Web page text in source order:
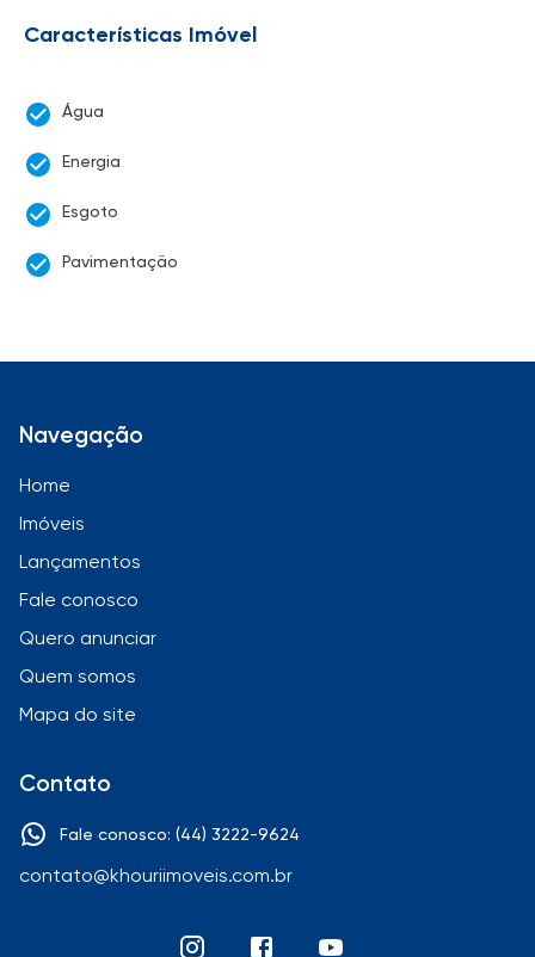
Características Imóvel
Água
Energia
Esgoto
Pavimentação
Navegação
Home
Imóveis
Lançamentos
Fale conosco
Quero anunciar
Quem somos
Mapa do site
Contato
Fale conosco: (44) 3222-9624
contato@khouriimoveis.com.br